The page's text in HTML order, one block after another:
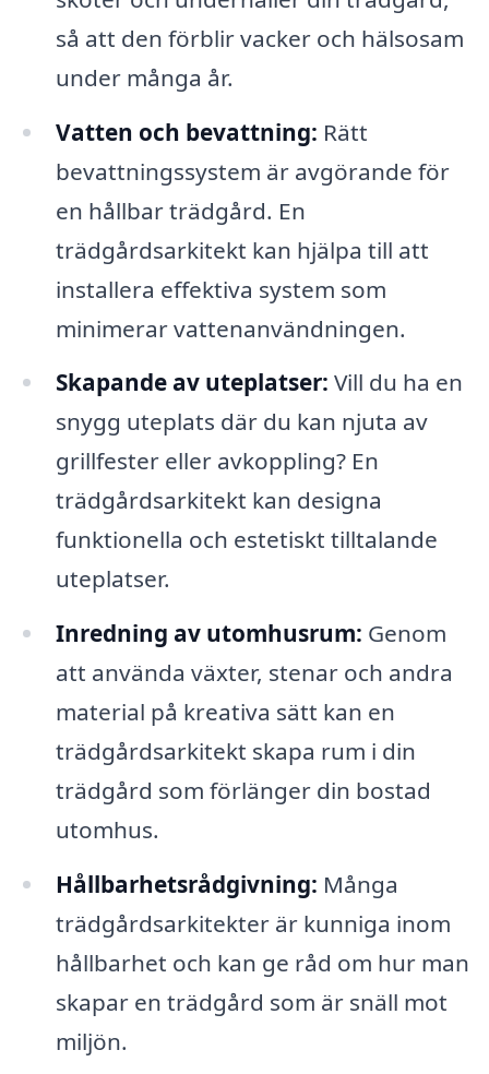
så att den förblir vacker och hälsosam
under många år.
Vatten och bevattning: Rätt
bevattningssystem är avgörande för
en hållbar trädgård. En
trädgårdsarkitekt kan hjälpa till att
installera effektiva system som
minimerar vattenanvändningen.
Skapande av uteplatser: Vill du ha en
snygg uteplats där du kan njuta av
grillfester eller avkoppling? En
trädgårdsarkitekt kan designa
funktionella och estetiskt tilltalande
uteplatser.
Inredning av utomhusrum: Genom
att använda växter, stenar och andra
material på kreativa sätt kan en
trädgårdsarkitekt skapa rum i din
trädgård som förlänger din bostad
utomhus.
Hållbarhetsrådgivning: Många
trädgårdsarkitekter är kunniga inom
hållbarhet och kan ge råd om hur man
skapar en trädgård som är snäll mot
miljön.